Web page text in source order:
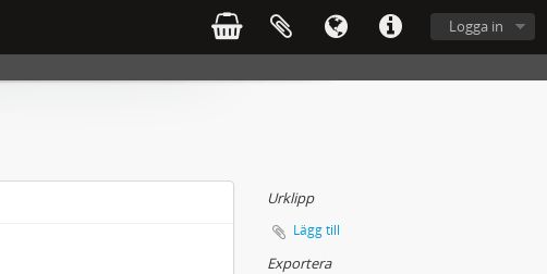
Logga in
Urklipp
Lägg till
Exportera